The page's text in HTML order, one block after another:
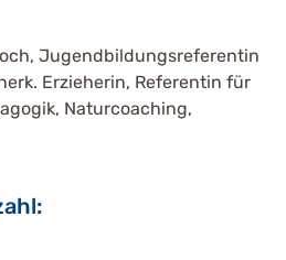
Jugendbildungsreferentin
Erzieherin, Referentin für
Naturcoaching,